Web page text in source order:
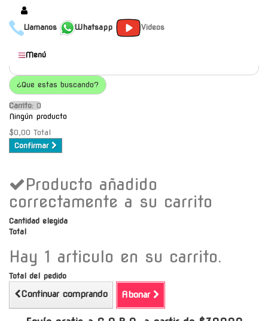
Llamanos Whatsapp Videos
Productos
Populares
Categorías
Marcas
Mayoristas
Contacto
Envío gratis a C.A.B.A. a
partir de $30000
Menú
¿Que estas buscando?
Carrito: O
Ningún producto
$0,00 Total
Confirmar
Producto añadido
correctamente a su carrito
Cantidad elegida
Total
Hay 1 articulo en su carrito.
Total del pedido
Continuar comprando Abonar